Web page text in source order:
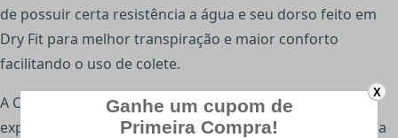
de possuir certa resistência a água e seu dorso feito em
Dry Fit para melhor transpiração e maior conforto
facilitando o uso de colete.
A Combat Shirt é recomendada para atividades sob
exposição ao sol fornecendo uma proteção, além de uma
X